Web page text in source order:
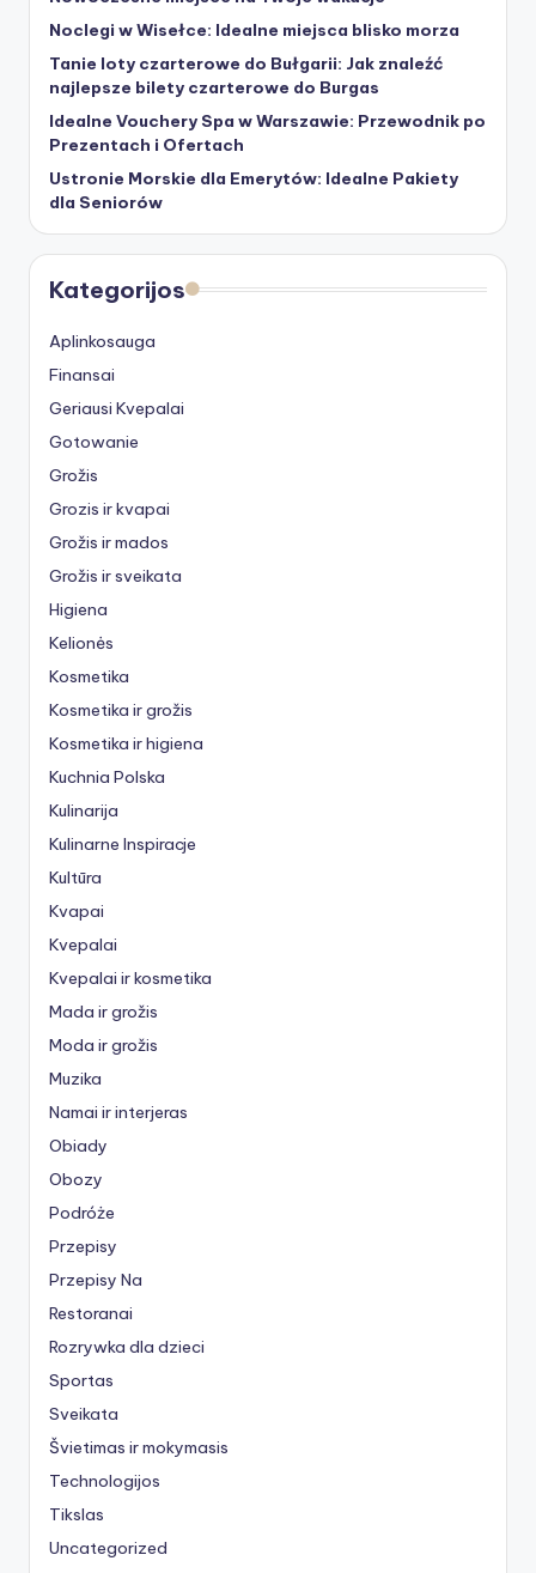
Noclegi w Wisełce: Idealne miejsca blisko morza
Tanie loty czarterowe do Bułgarii: Jak znaleźć
najlepsze bilety czarterowe do Burgas
Idealne Vouchery Spa w Warszawie: Przewodnik po
Prezentach i Ofertach
Ustronie Morskie dla Emerytów: Idealne Pakiety
dla Seniorów
Kategorijos
Aplinkosauga
Finansai
Geriausi Kvepalai
Gotowanie
Grožis
Grozis ir kvapai
Grožis ir mados
Grožis ir sveikata
Higiena
Kelionės
Kosmetika
Kosmetika ir grožis
Kosmetika ir higiena
Kuchnia Polska
Kulinarija
Kulinarne Inspiracje
Kultūra
Kvapai
Kvepalai
Kvepalai ir kosmetika
Mada ir grožis
Moda ir grožis
Muzika
Namai ir interjeras
Obiady
Obozy
Podróże
Przepisy
Przepisy Na
Restoranai
Rozrywka dla dzieci
Sportas
Sveikata
Švietimas ir mokymasis
Technologijos
Tikslas
Uncategorized